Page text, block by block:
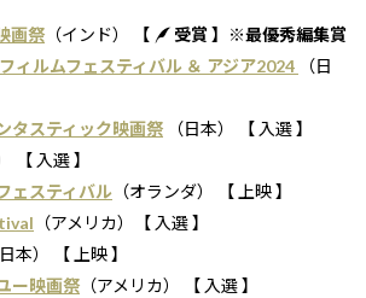
画祭 （インド） 【
受賞 】※最優秀編集賞
ィルムフェスティバル ＆ アジア2024
（日
タスティック映画祭 （日本） 【 入選 】
【 入選 】
ェスティバル （オランダ） 【 上映 】
（アメリカ）【 入選 】
本） 【 上映 】
ー映画祭 （アメリカ） 【 入選 】